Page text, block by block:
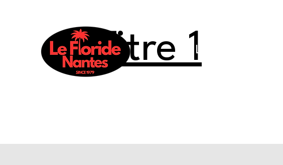
Titre 1Le Floride